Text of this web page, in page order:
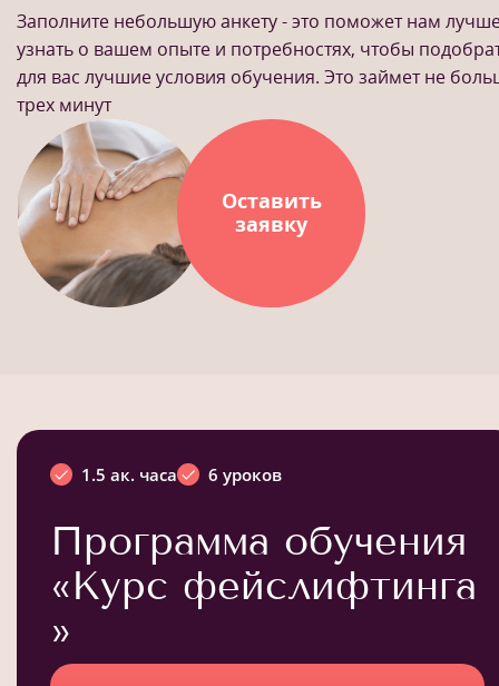
Заполните небольшую анкету - это поможет нам
узнать о вашем опыте и потребностях, чтобы
для вас лучшие условия обучения. Это займет не
трех минут
Оставить
заявку
1.5 ак. часа 6 уроков
Программа обучения
«Курс фейслифтинга
»